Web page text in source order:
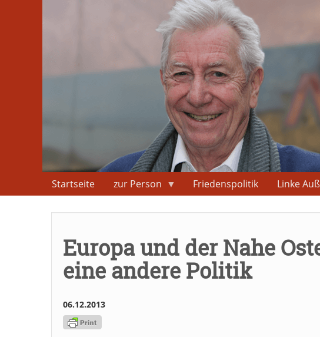
Startseite zur Person Friedenspolitik Linke
Europa und der Nahe
eine andere Politik
06.12.2013